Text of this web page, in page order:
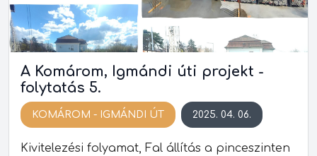
A Komárom, Igmándi úti projekt -
folytatás 5.
KOMÁROM - IGMÁNDI ÚT 2025. 04. 06.
Kivitelezési folyamat, Fal állítás a pinceszinten